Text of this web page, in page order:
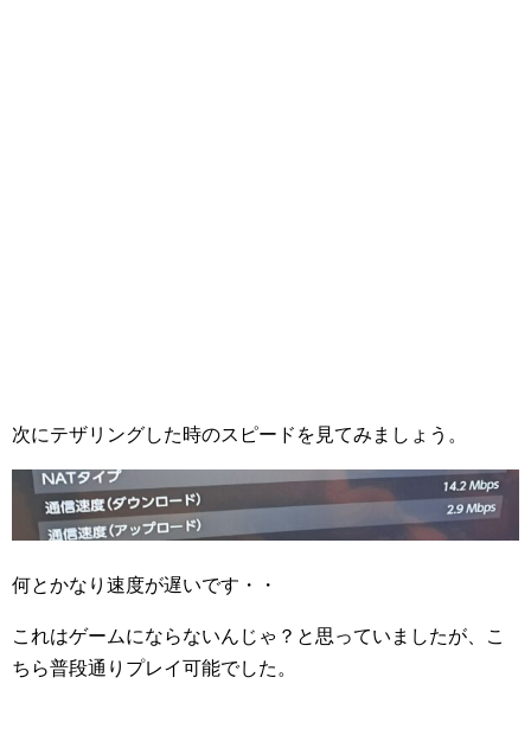
次にテザリングした時のスピードを見てみましょう。
何とかなり速度が遅いです・・
これはゲームにならないんじゃ？と思っていましたが、こ
ちら普段通りプレイ可能でした。